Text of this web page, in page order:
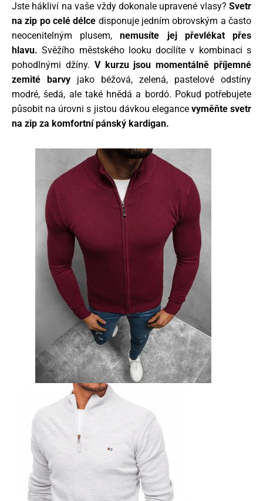
Jste hákliví na vaše vždy dokonale upravené vlasy? Svetr
na zip po celé délce disponuje jedním obrovským a často
neocenitelným plusem,nemusíte jej převlékat přes
hlavu. Svěžího městského looku docílíte v kombinaci s
pohodlnými džíny. V kurzu jsou momentálně příjemné
zemité barvy jako béžová, zelená, pastelové odstíny
modré, šedá, ale také hnědá a bordó. Pokud potřebujete
působit na úrovni s jistou dávkou elegance vyměňte svetr
na zip za komfortní pánský kardigan.